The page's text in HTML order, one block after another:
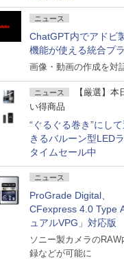
ニュース
ChatGPT内でアドビ
機能が使える統合プ
画像・動画の作成を対
ニュース
【厳選】本
い得商品
“ぐるぐる巻き”にし
きるバルーン型LED
タイムセール中
ニュース
ProGrade Digital、
CFexpress 4.0 Type
ュアルVPG」対応版
ソニー製カメラのRAW
録などが可能に